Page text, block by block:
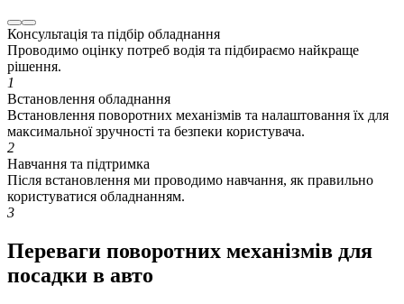
Консультація та підбір обладнання
Проводимо оцінку потреб водія та підбираємо найкраще
рішення.
1
Встановлення обладнання
Встановлення поворотних механізмів та налаштовання їх для
максимальної зручності та безпеки користувача.
2
Навчання та підтримка
Після встановлення ми проводимо навчання, як правильно
користуватися обладнанням.
3
Переваги поворотних механізмів для
посадки в авто